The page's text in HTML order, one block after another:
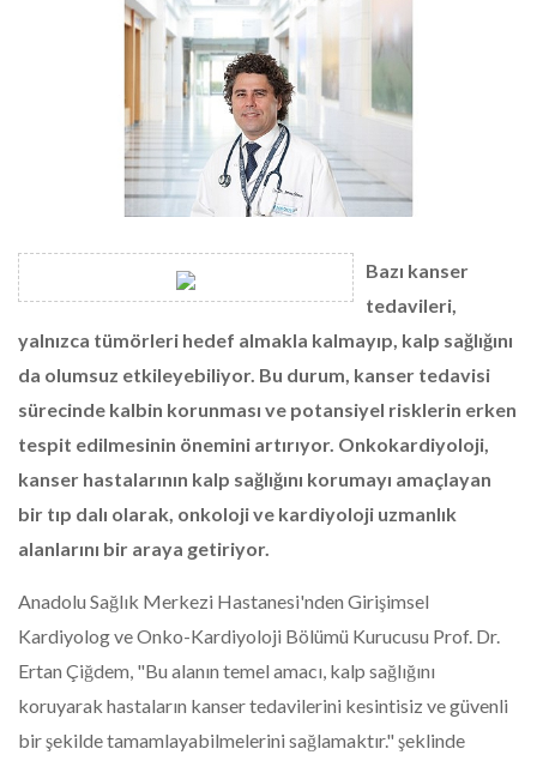
Bazı kanser
tedavileri,
yalnızca tümörleri hedef almakla kalmayıp, kalp sağlığını
da olumsuz etkileyebiliyor. Bu durum, kanser tedavisi
sürecinde kalbin korunması ve potansiyel risklerin erken
tespit edilmesinin önemini artırıyor. Onkokardiyoloji,
kanser hastalarının kalp sağlığını korumayı amaçlayan
bir tıp dalı olarak, onkoloji ve kardiyoloji uzmanlık
alanlarını bir araya getiriyor.
Anadolu Sağlık Merkezi Hastanesi'nden Girişimsel
Kardiyolog ve Onko-Kardiyoloji Bölümü Kurucusu Prof. Dr.
Ertan Çiğdem, "Bu alanın temel amacı, kalp sağlığını
koruyarak hastaların kanser tedavilerini kesintisiz ve güvenli
bir şekilde tamamlayabilmelerini sağlamaktır." şeklinde